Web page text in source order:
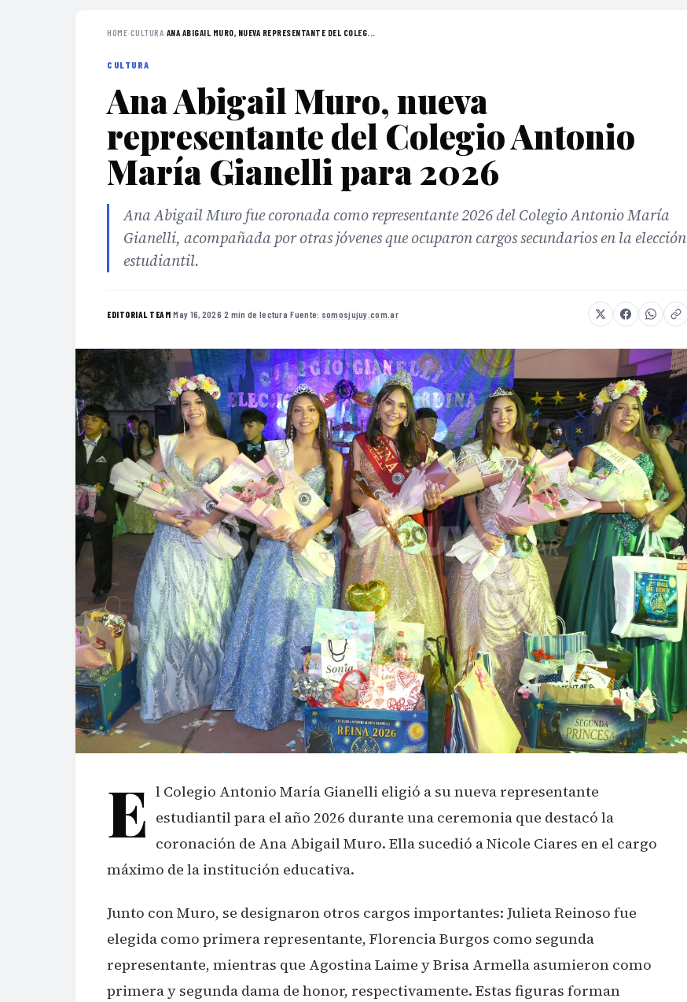
HOME›CULTURA›ANA ABIGAIL MURO, NUEVA REPRESENTANTE DEL COLEG...
CULTURA
Ana Abigail Muro, nueva
representante del Colegio Antonio
María Gianelli para 2026
Ana Abigail Muro fue coronada como representante 2026 del Colegio Antonio María
Gianelli, acompañada por otras jóvenes que ocuparon cargos secundarios en la elección
estudiantil.
EDITORIAL TEAM·May 16, 2026·2 min de lectura·Fuente: somosjujuy.com.ar
E l Colegio Antonio María Gianelli eligió a su nueva representante
estudiantil para el año 2026 durante una ceremonia que destacó la
coronación de Ana Abigail Muro. Ella sucedió a Nicole Ciares en el cargo
máximo de la institución educativa.
Junto con Muro, se designaron otros cargos importantes: Julieta Reinoso fue
elegida como primera representante, Florencia Burgos como segunda
representante, mientras que Agostina Laime y Brisa Armella asumieron como
primera y segunda dama de honor, respectivamente. Estas figuras forman